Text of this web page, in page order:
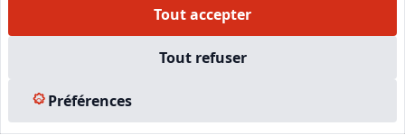
Tout accepter
Tout refuser
Préférences
Experts Immobiliers par régions
Plan du site